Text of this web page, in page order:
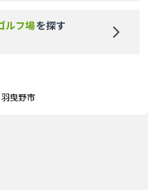
ルフ場を探す
羽曳野市